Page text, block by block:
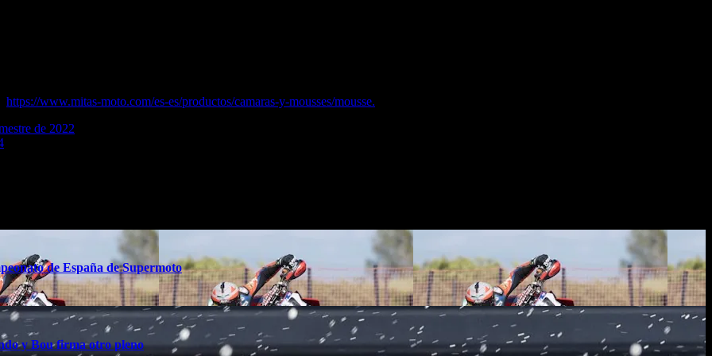
https://www.mitas-moto.com/es-es/productos/camaras-y-mousses/mousse.
de 2022
de España de Supermoto
y Bou firma otro pleno